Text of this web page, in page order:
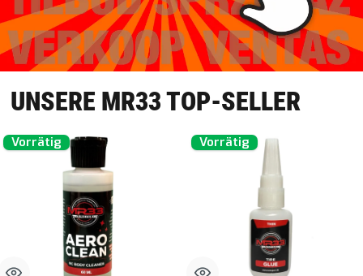
UNSERE MR33 TOP-SELLER
Vorrätig Vorrätig